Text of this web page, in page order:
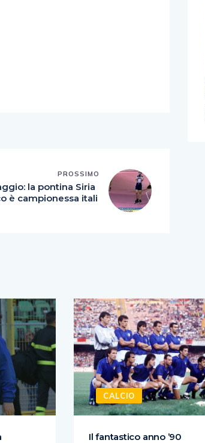
PROSSIMO
la pontina Siria
è campionessa itali
CALCIO
Il fantastico anno ’90